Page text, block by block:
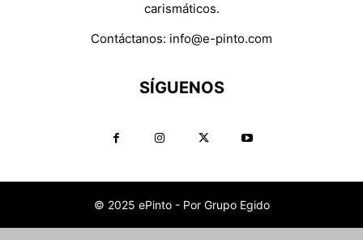
carismáticos.
Contáctanos: info@e-pinto.com
SÍGUENOS
© 2025 ePinto - Por Grupo Egido